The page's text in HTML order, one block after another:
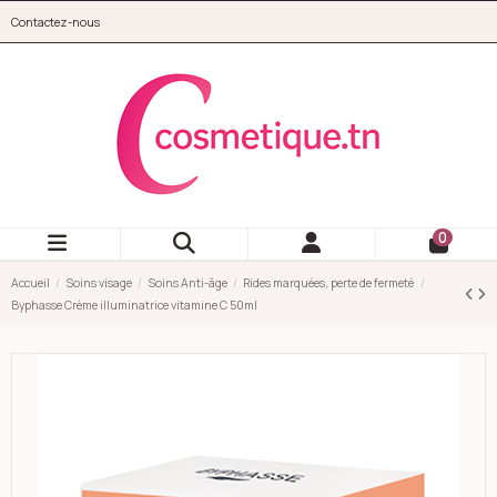
Contactez-nous
0
Accueil Soins visage Soins Anti-âge
Rides marquées, perte de fermeté
Byphasse Crème illuminatrice vitamine C 50ml